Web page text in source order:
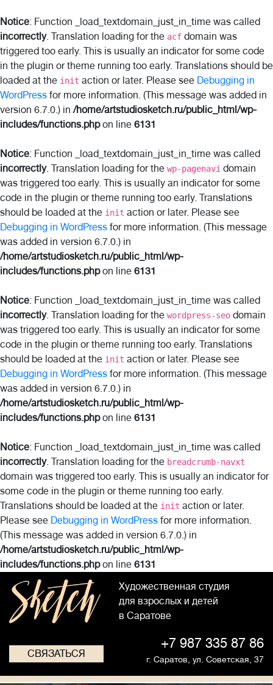
Notice: Function _load_textdomain_just_in_time was called
incorrectly. Translation loading for the acf domain was
triggered too early. This is usually an indicator for some code
in the plugin or theme running too early. Translations should be
loaded at the init action or later. Please see Debugging in
WordPress for more information. (This message was added in
version 6.7.0.) in/home/artstudiosketch.ru/public_html/wp-
includes/functions.phpon line 6131
Notice: Function _load_textdomain_just_in_time was called
incorrectly. Translation loading for the wp-pagenavi domain
was triggered too early. This is usually an indicator for some
code in the plugin or theme running too early. Translations
should be loaded at the init action or later. Please see
Debugging in WordPress for more information. (This message
was added in version 6.7.0.) in
/home/artstudiosketch.ru/public_html/wp-
includes/functions.phpon line 6131
Notice: Function _load_textdomain_just_in_time was called
incorrectly. Translation loading for the wordpress-seo domain
was triggered too early. This is usually an indicator for some
code in the plugin or theme running too early. Translations
should be loaded at the init action or later. Please see
Debugging in WordPress for more information. (This message
was added in version 6.7.0.) in
/home/artstudiosketch.ru/public_html/wp-
includes/functions.phpon line 6131
Notice: Function _load_textdomain_just_in_time was called
incorrectly. Translation loading for the breadcrumb-navxt
domain was triggered too early. This is usually an indicator for
some code in the plugin or theme running too early.
Translations should be loaded at the init action or later.
Please see Debugging in WordPress for more information.
(This message was added in version 6.7.0.) in
/home/artstudiosketch.ru/public_html/wp-
includes/functions.phpon line 6131
Художественная студия
для взрослых и детей
в Саратове
СВЯЗАТЬСЯ
+7 987 335 87 86
г. Саратов, ул. Советская, 37